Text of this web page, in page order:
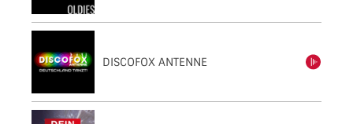
DISCOFOX ANTENNE